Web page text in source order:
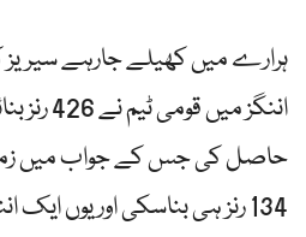
ہرارے میں کھیلے جارہے
حاصل کی جس کے جواب میں